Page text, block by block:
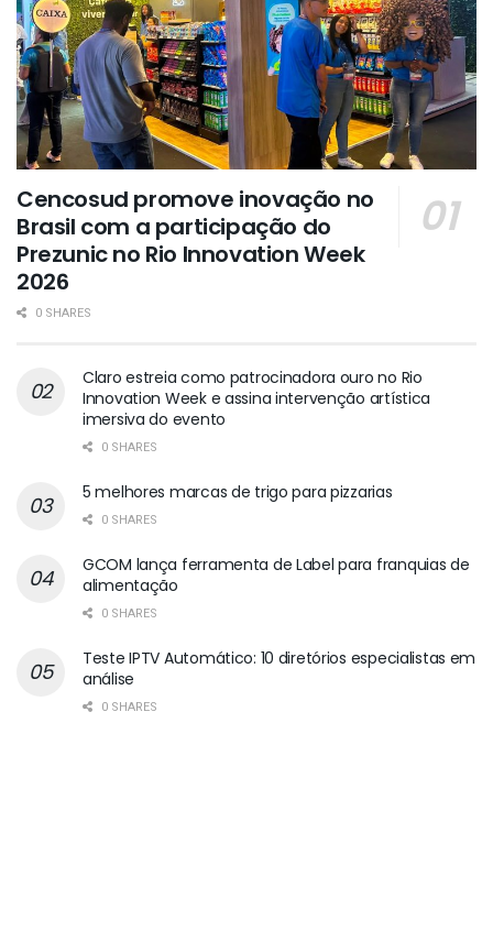
Cencosud promove inovação no
Brasil com a participação do
Prezunic no Rio Innovation Week
2026
0 SHARES
Claro estreia como patrocinadora ouro no Rio
Innovation Week e assina intervenção artística
imersiva do evento
0 SHARES
5 melhores marcas de trigo para pizzarias
0 SHARES
GCOM lança ferramenta de Label para franquias de
alimentação
0 SHARES
Teste IPTV Automático: 10 diretórios especialistas em
análise
0 SHARES